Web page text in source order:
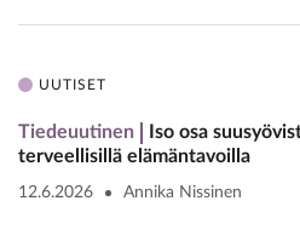
UUTISET
Tiedeuutinen
Iso osa
terveellisillä elämäntavoilla
12.6.2026 Annika Nissinen